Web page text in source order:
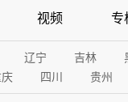
视频 专
辽宁 吉林
四川 贵州